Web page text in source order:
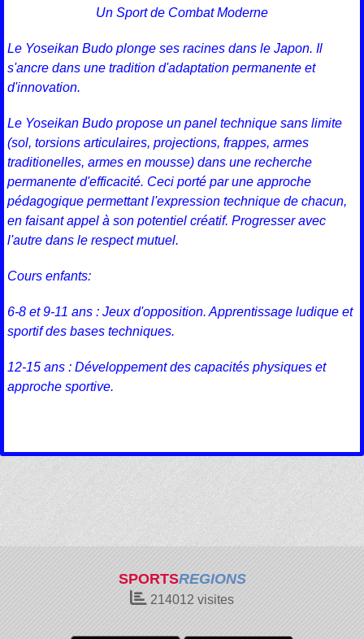
Un Sport de Combat Moderne
Le Yoseikan Budo plonge ses racines dans le Japon. Il
s'ancre dans une tradition d'adaptation permanente et
d'innovation.
Le Yoseikan Budo propose un panel technique sans limite
(sol, torsions articulaires, projections, frappes, armes
traditionelles, armes en mousse) dans une recherche
permanente d'efficacité. Ceci porté par une approche
pédagogique permettant l'expression technique de chacun,
en faisant appel à son potentiel créatif. Progresser avec
l'autre dans le respect mutuel.
Cours enfants:
6-8 et 9-11 ans : Jeux d'opposition. Apprentissage ludique et
sportif des bases techniques.
12-15 ans : Développement des capacités physiques et
approche sportive.
SPORTSREGIONS
214012 visites